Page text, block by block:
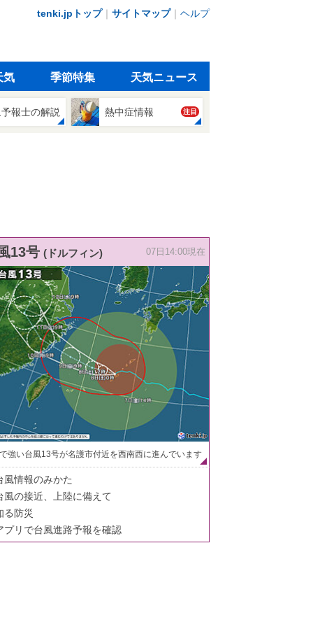
tenki.jpトップ｜ サイトマップ｜ ヘルプ
気 季節特集 天気ニュース
報士の解説 熱中症情報 注目
13号 (ドルフィン) 07日14:00現在
強い台風13号が名護市付近を西南西に進んでいます
風情報のみかた
風の接近、上陸に備えて
る防災
プリで台風進路予報を確認